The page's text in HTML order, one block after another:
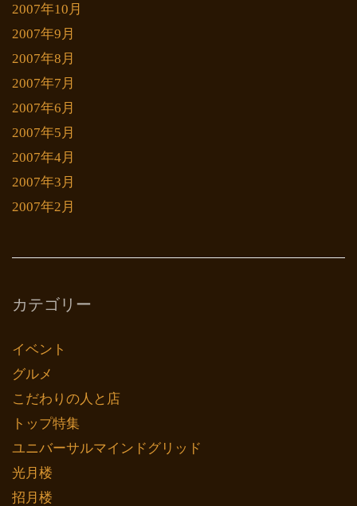
2007年10月
2007年9月
2007年8月
2007年7月
2007年6月
2007年5月
2007年4月
2007年3月
2007年2月
カテゴリー
イベント
グルメ
こだわりの人と店
トップ特集
ユニバーサルマインドグリッド
光月楼
招月楼